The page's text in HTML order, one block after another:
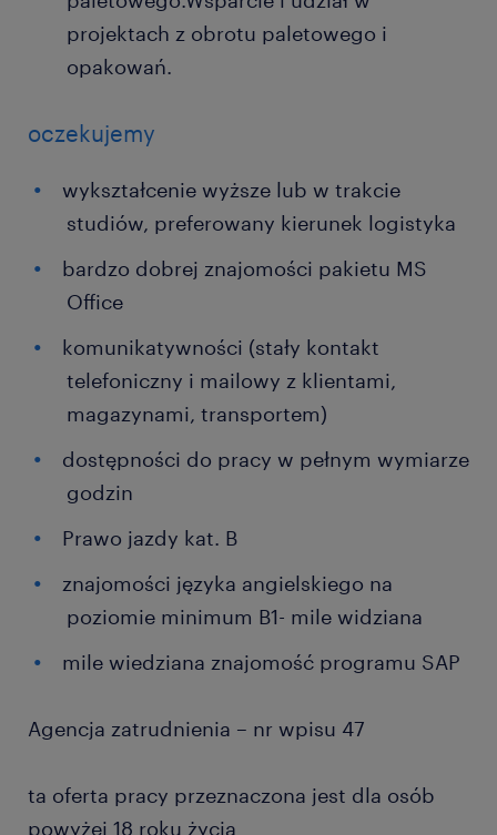
projektach z obrotu paletowego i
opakowań.
oczekujemy
wykształcenie wyższe lub w trakcie
studiów, preferowany kierunek logistyka
bardzo dobrej znajomości pakietu MS
Office
komunikatywności (stały kontakt
telefoniczny i mailowy z klientami,
magazynami, transportem)
dostępności do pracy w pełnym wymiarze
godzin
Prawo jazdy kat. B
znajomości języka angielskiego na
poziomie minimum B1- mile widziana
mile wiedziana znajomość programu SAP
Agencja zatrudnienia – nr wpisu 47
ta oferta pracy przeznaczona jest dla osób
powyżej 18 roku życia